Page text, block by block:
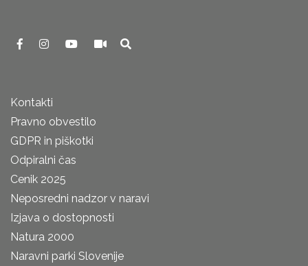
Kontakti
Pravno obvestilo
GDPR in piškotki
Odpiralni čas
Cenik 2025
Neposredni nadzor v naravi
Izjava o dostopnosti
Natura 2000
Naravni parki Slovenije